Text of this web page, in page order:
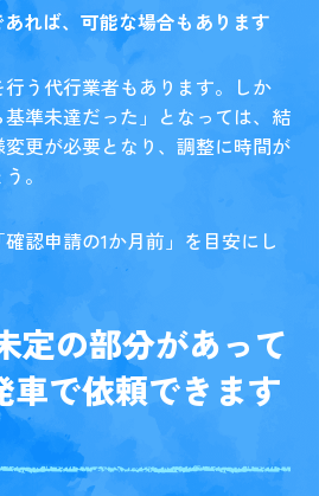
れば、可能な場合もあります
う代行業者もあります。しか
準未達だった」となっては、結
更が必要となり、調整に時間が
。
認申請の1か月前」を目安にし
定の部分があって
車で依頼できます